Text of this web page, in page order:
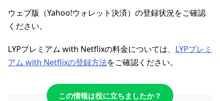
ウェブ版（Yahoo!ウォレット決済）の登録状況をご確認
ください。
LYPプレミアム with Netflixの料金については、 LYPプレミ
アム with Netflixの登録方法をご確認ください。
この情報は役に立ちましたか？